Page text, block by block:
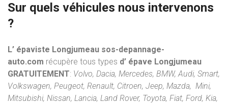
Sur quels véhicules nous intervenons
?
L’ épaviste Longjumeau sos-depannage-
auto.com récupère tous types d’ épave Longjumeau
GRATUITEMENT: Volvo, Dacia, Mercedes, BMW, Audi, Smart,
Volkswagen, Peugeot, Renault, Citroen, Jeep, Mazda, Mini,
Mitsubishi, Nissan, Lancia, Land Rover, Toyota, Fiat, Ford, Kia,